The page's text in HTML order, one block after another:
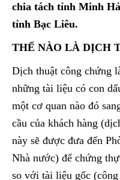
chia tách tỉnh Minh
tỉnh Bạc Liêu.
THẾ NÀO LÀ DỊCH
Dịch thuật công chứng
những tài liệu có con
một cơ quan nào đó
cầu của khách hàng
này sẽ được đưa đến
Nhà nước) để chứng
so với tài liệu gốc